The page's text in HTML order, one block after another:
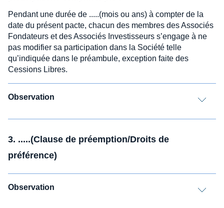
Pendant une durée de .....(mois ou ans) à compter de la
date du présent pacte, chacun des membres des Associés
Fondateurs et des Associés Investisseurs s’engage à ne
pas modifier sa participation dans la Société telle
qu’indiquée dans le préambule, exception faite des
Cessions Libres.
Observation
3. .....(Clause de préemption/Droits de
préférence)
Observation